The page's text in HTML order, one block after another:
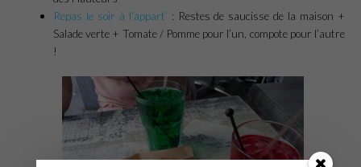
Repas le soir à l’appart’ : Restes de saucisse de la maison +
Salade verte + Tomate / Pomme pour l’un, compote pour l’autre
!